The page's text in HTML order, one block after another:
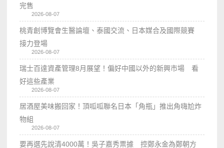
完售
2026-08-07
桃青創博覽會生醫論壇、泰國交流、日本媒合及國際競賽
接力登場
2026-08-07
瑞士百達資產管理8月展望！偏好中國以外的新興市場 看
好這些產業
2026-08-07
居酒屋美味搬回家！頂呱呱聯名日本「角瓶」推出角嗨尬炸
物組
2026-08-07
要再選先說清4000萬！吳子嘉秀票據 控鄭永金為鄭朝方